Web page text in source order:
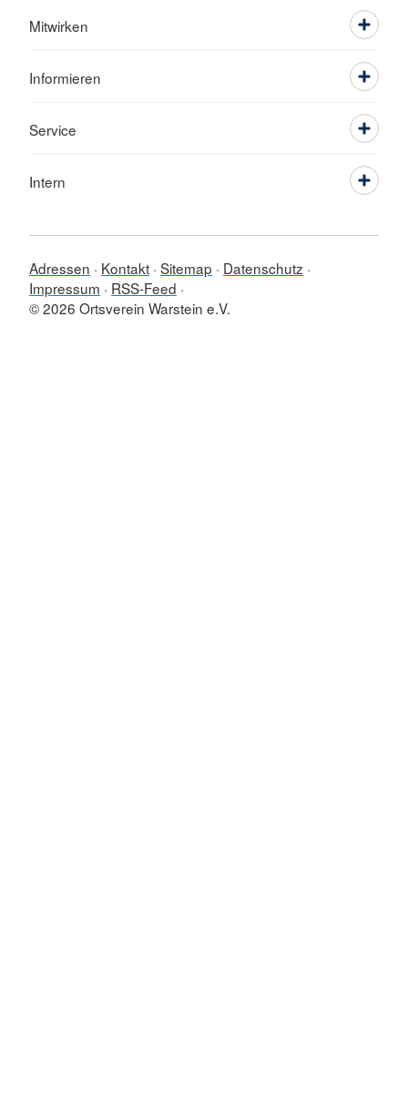
Mitwirken
Informieren
Service
Intern
Adressen Kontakt Sitemap
Datenschutz
Impressum
RSS-Feed
© 2026 Ortsverein Warstein e.V.